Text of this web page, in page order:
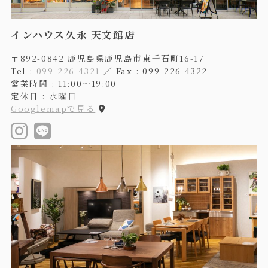
インハウス久永 天文館店
〒892-0842 鹿児島県鹿児島市東千石町16-17
Tel : 099-226-4321 ／ Fax : 099-226-4322
営業時間 : 11:00〜19:00
定休日 : 水曜日
Googlemapで見る